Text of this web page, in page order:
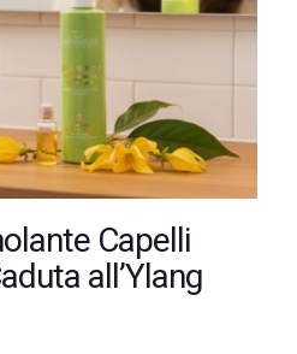
Capelli
all’Ylang